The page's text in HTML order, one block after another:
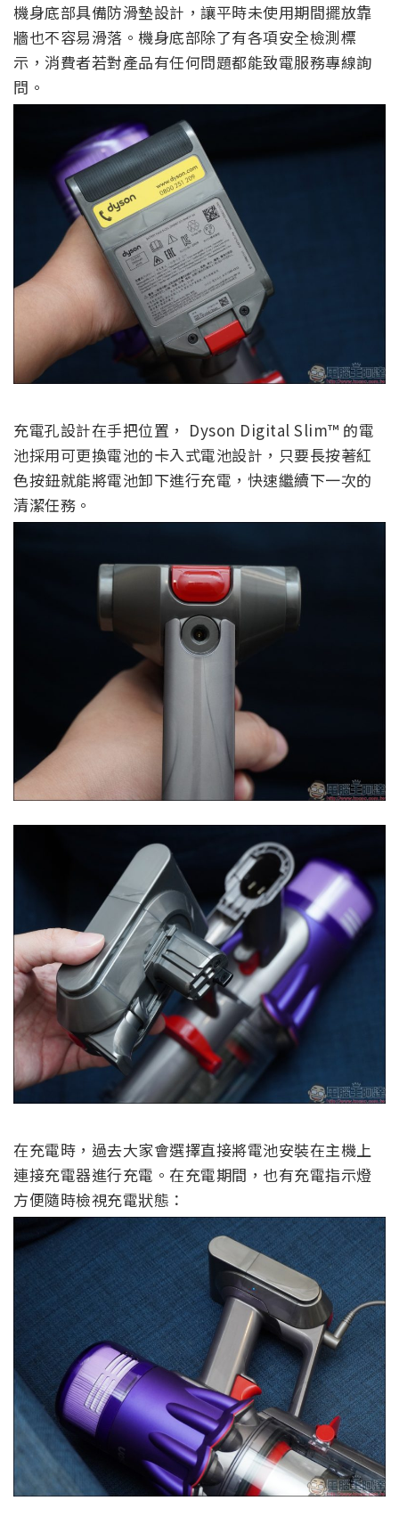
機身底部具備防滑墊設計，讓平時未使用期間擺放靠
牆也不容易滑落。機身底部除了有各項安全檢測標
示，消費者若對產品有任何問題都能致電服務專線詢
問。
充電孔設計在手把位置， Dyson Digital Slim™ 的電
池採用可更換電池的卡入式電池設計，只要長按著紅
色按鈕就能將電池卸下進行充電，快速繼續下一次的
清潔任務。
在充電時，過去大家會選擇直接將電池安裝在主機上
連接充電器進行充電。在充電期間，也有充電指示燈
方便隨時檢視充電狀態：